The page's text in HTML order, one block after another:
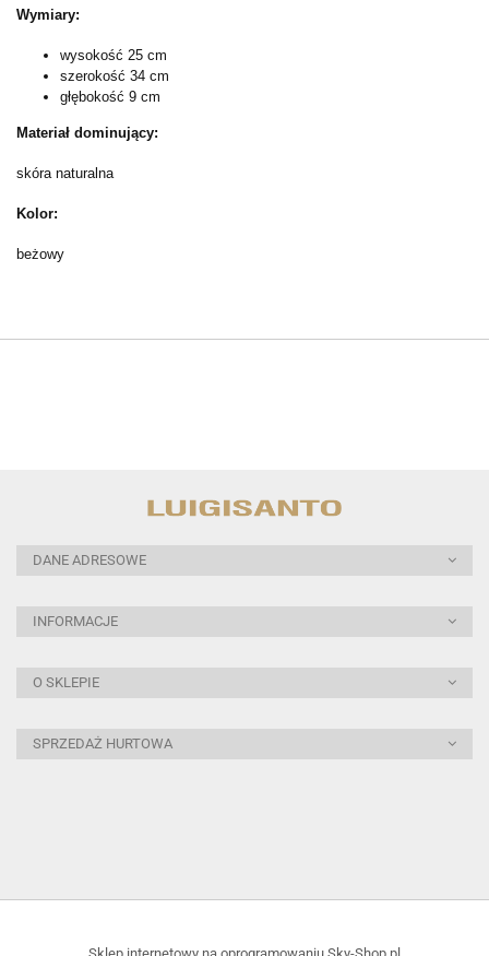
Wymiary:
wysokość 25 cm
szerokość 34 cm
głębokość 9 cm
Materiał dominujący:
skóra naturalna
Kolor:
beżowy
DANE ADRESOWE
INFORMACJE
O SKLEPIE
SPRZEDAŻ HURTOWA